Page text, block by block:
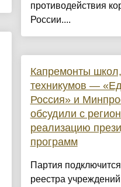
противодействия
России....
Капремонты
техникумов —
Россия» и
обсудили с
реализацию
программ
Партия
реестра учреждений